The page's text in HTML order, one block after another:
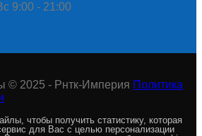
9:00 - 21:00
© 2025 - Рнтк-Империя Политика
чтобы получить статистику, которая
для Вас с целью персонализации